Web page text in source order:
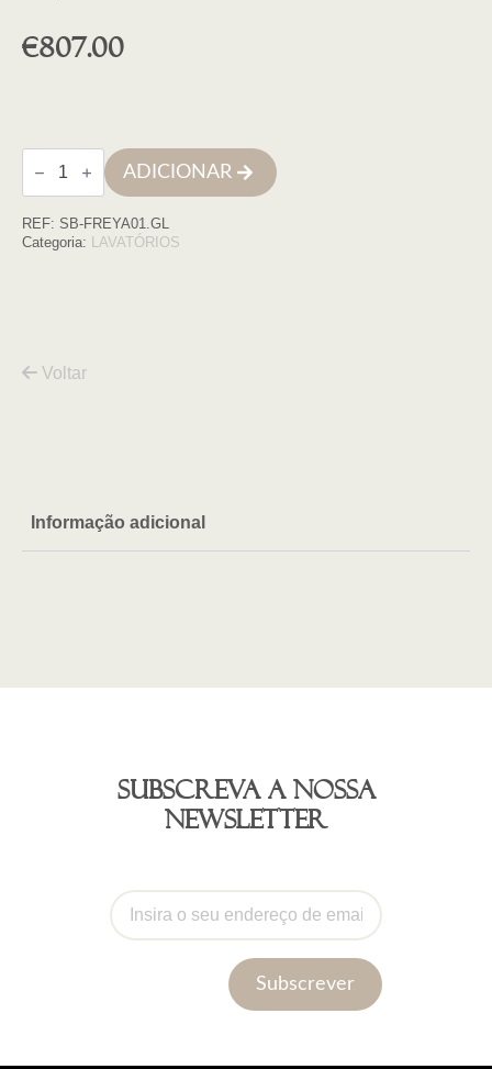
€807.00
Quantidade
de
Lavatório
aço
inox
ADICIONAR
REF: SB-FREYA01.GL
Categoria: LAVATÓRIOS
Voltar
Informação adicional
Subscreva a nossa
newsletter
Subscrever